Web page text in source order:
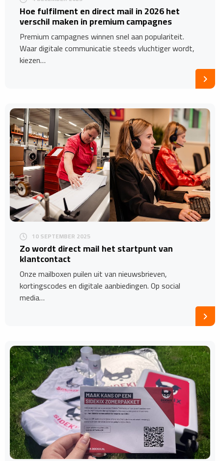
Hoe fulfilment en direct mail in 2026 het
verschil maken in premium campagnes
Premium campagnes winnen snel aan populariteit.
Waar digitale communicatie steeds vluchtiger wordt,
kiezen…
10 SEPTEMBER 2025
Z​o wordt direct mail het startpunt van
klantcontact
Onze mailboxen puilen uit van nieuwsbrieven,
kortingscodes en digitale aanbiedingen. Op social
media…